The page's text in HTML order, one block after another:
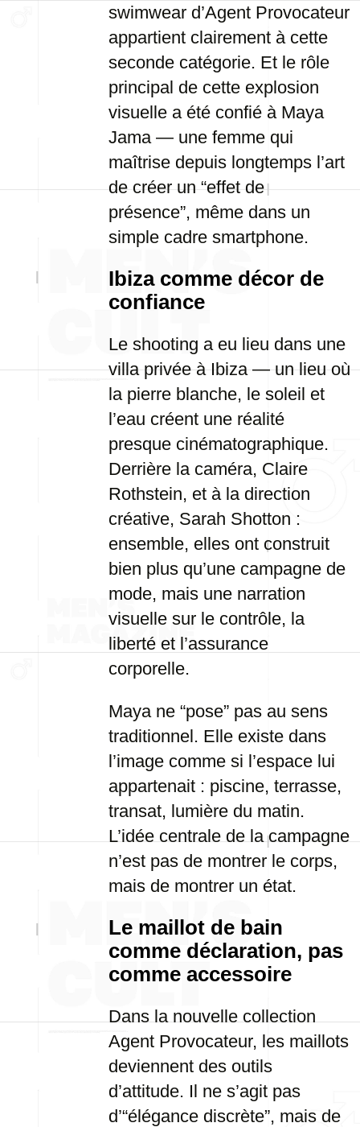
swimwear d’Agent Provocateur
appartient clairement à cette
seconde catégorie. Et le rôle
principal de cette explosion
visuelle a été confié à Maya
Jama — une femme qui
maîtrise depuis longtemps l’art
de créer un “effet de
présence”, même dans un
simple cadre smartphone.
Ibiza comme décor de
confiance
Le shooting a eu lieu dans une
villa privée à Ibiza — un lieu où
la pierre blanche, le soleil et
l’eau créent une réalité
presque cinématographique.
Derrière la caméra, Claire
Rothstein, et à la direction
créative, Sarah Shotton :
ensemble, elles ont construit
bien plus qu’une campagne de
mode, mais une narration
visuelle sur le contrôle, la
liberté et l’assurance
corporelle.
Maya ne “pose” pas au sens
traditionnel. Elle existe dans
l’image comme si l’espace lui
appartenait : piscine, terrasse,
transat, lumière du matin.
L’idée centrale de la campagne
n’est pas de montrer le corps,
mais de montrer un état.
Le maillot de bain
comme déclaration, pas
comme accessoire
Dans la nouvelle collection
Agent Provocateur, les maillots
deviennent des outils
d’attitude. Il ne s’agit pas
d’“élégance discrète”, mais de